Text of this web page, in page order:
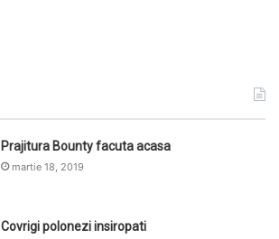
Prajitura Bounty facuta acasa
martie 18, 2019
Covrigi polonezi insiropati